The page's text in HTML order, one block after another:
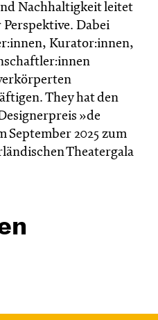
Nachhaltigkeit leitet
Dabei
Kurator:innen,
They hat den
»de
2025 zum
Theatergala